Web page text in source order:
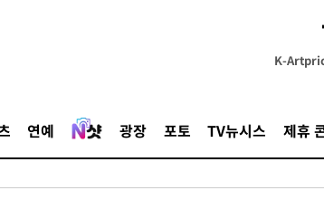
K-
연예 광장 포토 TV뉴시스 제휴